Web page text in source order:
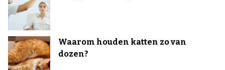
Waarom houden katten zo van
dozen?